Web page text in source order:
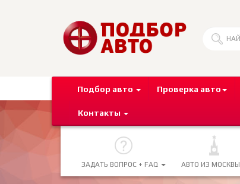
Подбор авто Проверка авто
Контакты
ЗАДАТЬ ВОПРОС + FAQ АВТО ИЗ МОСКВЫ